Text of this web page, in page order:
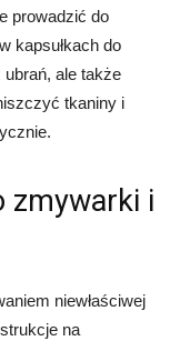
prowadzić do
kapsułkach do
ale także
tkaniny i
zmywarki i
niewłaściwej
na